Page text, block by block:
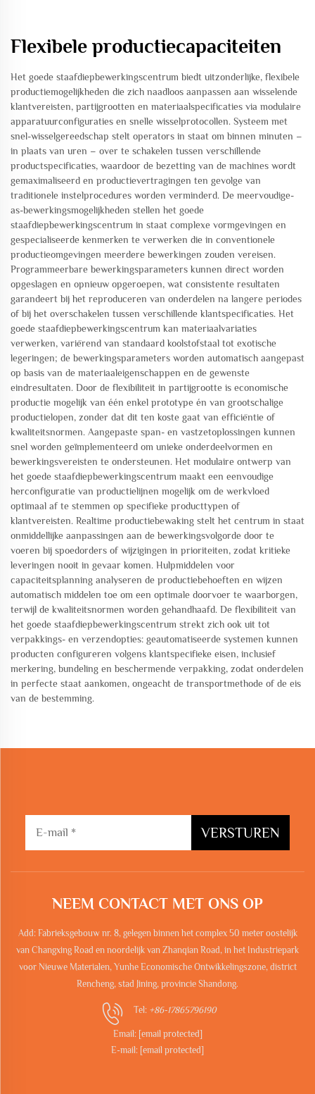
Flexibele productiecapaciteiten
Het goede staafdiepbewerkingscentrum biedt uitzonderlijke, flexibele
productiemogelijkheden die zich naadloos aanpassen aan wisselende
klantvereisten, partijgrootten en materiaalspecificaties via modulaire
apparatuurconfiguraties en snelle wisselprotocollen. Systeem met
snel-wisselgereedschap stelt operators in staat om binnen minuten –
in plaats van uren – over te schakelen tussen verschillende
productspecificaties, waardoor de bezetting van de machines wordt
gemaximaliseerd en productievertragingen ten gevolge van
traditionele instelprocedures worden verminderd. De meervoudige-
as-bewerkingsmogelijkheden stellen het goede
staafdiepbewerkingscentrum in staat complexe vormgevingen en
gespecialiseerde kenmerken te verwerken die in conventionele
productieomgevingen meerdere bewerkingen zouden vereisen.
Programmeerbare bewerkingsparameters kunnen direct worden
opgeslagen en opnieuw opgeroepen, wat consistente resultaten
garandeert bij het reproduceren van onderdelen na langere periodes
of bij het overschakelen tussen verschillende klantspecificaties. Het
goede staafdiepbewerkingscentrum kan materiaalvariaties
verwerken, variërend van standaard koolstofstaal tot exotische
legeringen; de bewerkingsparameters worden automatisch aangepast
op basis van de materiaaleigenschappen en de gewenste
eindresultaten. Door de flexibiliteit in partijgrootte is economische
productie mogelijk van één enkel prototype én van grootschalige
productielopen, zonder dat dit ten koste gaat van efficiëntie of
kwaliteitsnormen. Aangepaste span- en vastzetoplossingen kunnen
snel worden geïmplementeerd om unieke onderdeelvormen en
bewerkingsvereisten te ondersteunen. Het modulaire ontwerp van
het goede staafdiepbewerkingscentrum maakt een eenvoudige
herconfiguratie van productielijnen mogelijk om de werkvloed
optimaal af te stemmen op specifieke producttypen of
klantvereisten. Realtime productiebewaking stelt het centrum in staat
onmiddellijke aanpassingen aan de bewerkingsvolgorde door te
voeren bij spoedorders of wijzigingen in prioriteiten, zodat kritieke
leveringen nooit in gevaar komen. Hulpmiddelen voor
capaciteitsplanning analyseren de productiebehoeften en wijzen
automatisch middelen toe om een optimale doorvoer te waarborgen,
terwijl de kwaliteitsnormen worden gehandhaafd. De flexibiliteit van
het goede staafdiepbewerkingscentrum strekt zich ook uit tot
verpakkings- en verzendopties: geautomatiseerde systemen kunnen
producten configureren volgens klantspecifieke eisen, inclusief
merkering, bundeling en beschermende verpakking, zodat onderdelen
in perfecte staat aankomen, ongeacht de transportmethode of de eis
van de bestemming.
VERSTUREN
NEEM CONTACT MET ONS OP
Add: Fabrieksgebouw nr. 8, gelegen binnen het complex 50 meter oostelijk
van Changxing Road en noordelijk van Zhanqian Road, in het Industriepark
voor Nieuwe Materialen, Yunhe Economische Ontwikkelingszone, district
Rencheng, stad Jining, provincie Shandong.
Tel: +86-17865796190
Email: [email protected]
E-mail: [email protected]